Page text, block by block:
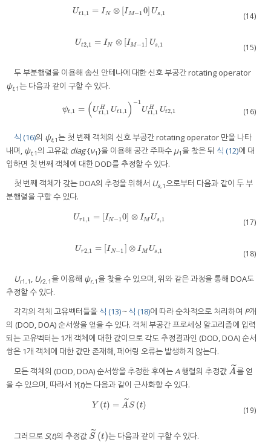
Ut1,1 = I N ⊗ [I M−10] Us,1
U t ,1=IN⊗[I M−10] Us ,1 (14)
Ut2,1 = IN ⊗ [IM−1] Us,1
U t ,1=IN⊗[I M−1]U ,1 (15)
두 부분행렬을 이용해 송신 안테나에 대한 신호 부공간 rotating operator
ψt,1는 다음과 같이 구할 수 있다.
ψt,1 = (U H
t1,1 Ut1,1) −1
U H
t1,1 Ut2,1
ψt 1 =(U t1,1HU t1,1 ) −1 1,1H Ut2, 1 (16)
식 (16)의 ψt,1는 첫 번째 객체의 신호 부공간 rotating operator 만을 나타
내며, ψt,1의 고유값 diag{ν1}을 이용해 공간 주파수 μ1을 찾은 뒤 식 (12)에 대
입하면 첫 번째 객체에 대한 DOD를 추정할 수 있다.
첫 번째 객체가 갖는 DOA의 추정을 위해서 Us,1으로부터 다음과 같이 두 부
분행렬을 구할 수 있다.
Ur1,1 = [IN−10] ⊗ IM Us,1
U r1 ,1= [IN−10] ⊗IMUs,1 (17)
Ur2,1 = [I N−1] ⊗ I M Us,1
U r2 ,1= [IN−1 ⊗IMUs,1 (18)
Ur1,1 , Ur2,1을 이용해 ψr,1을 찾을 수 있으며, 위와 같은 과정을 통해 DOA도
추정할 수 있다.
각각의 객체 고유벡터들을 식 (13)～식 (18)에 따라 순차적으로 처리하여 P개
의 (DOD, DOA) 순서쌍을 얻을 수 있다. 객체 부공간 프로세싱 알고리즘에 입력
되는 고유벡터는 1개 객체에 대한 값이므로 각도 추정결과인 (DOD, DOA) 순서
쌍은 1개 객체에 대한 값만 존재해, 페어링 오류는 발생하지 않는다.
모든 객체의 (DOD, DOA) 순서쌍을 추정한 후에는A행렬의 추정값A
˜
A˜를 얻
을 수 있으며, 따라서 Y(t)는 다음과 같이 근사화할 수 있다.
Y (t) = A
˜S (t)
Y(t )=A˜S(t) (19)
그러므로 S(t)의 추정값 S
˜(t)
S˜ (t) 는 다음과 같이 구할 수 있다.